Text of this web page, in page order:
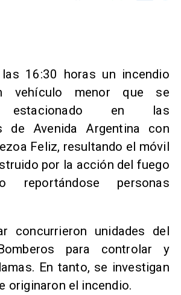
16:30 horas un incendio
vehículo menor que se
estacionado en las
de Avenida Argentina con
Feliz, resultando el móvil
por la acción del fuego
personas
concurrieron unidades del
para controlar y
En tanto, se investigan
originaron el incendio.